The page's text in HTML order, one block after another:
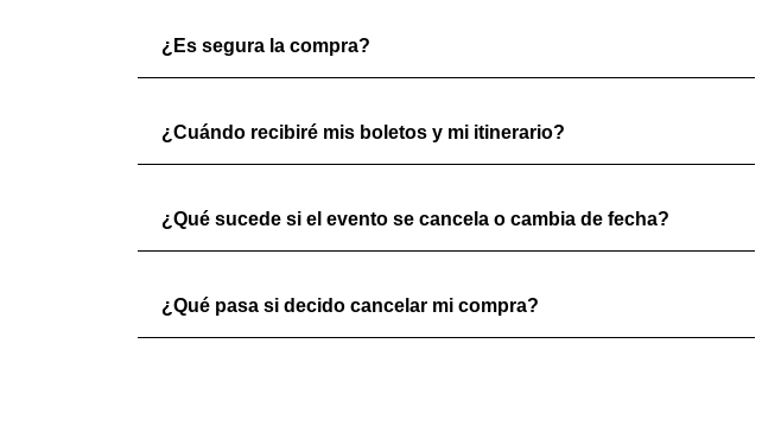
¿Es segura la compra?
¿Cuándo recibiré mis boletos y mi itinerario?
¿Qué sucede si el evento se cancela o cambia de fecha?
¿Qué pasa si decido cancelar mi compra?